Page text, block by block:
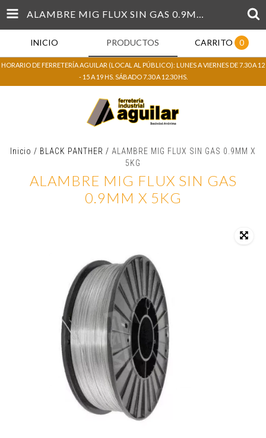
ALAMBRE MIG FLUX SIN GAS 0.9MM X 5KG
INICIO PRODUCTOS CARRITO 0
HORARIO DE FERRETERÍA AGUILAR (LOCAL AL PÚBLICO): LUNES A VIERNES DE 7.30 A 12
- 15 A 19 HS. SÁBADO 7.30 A 12.30 HS.
Inicio / BLACK PANTHER / ALAMBRE MIG FLUX SIN GAS 0.9MM X
5KG
ALAMBRE MIG FLUX SIN GAS
0.9MM X 5KG